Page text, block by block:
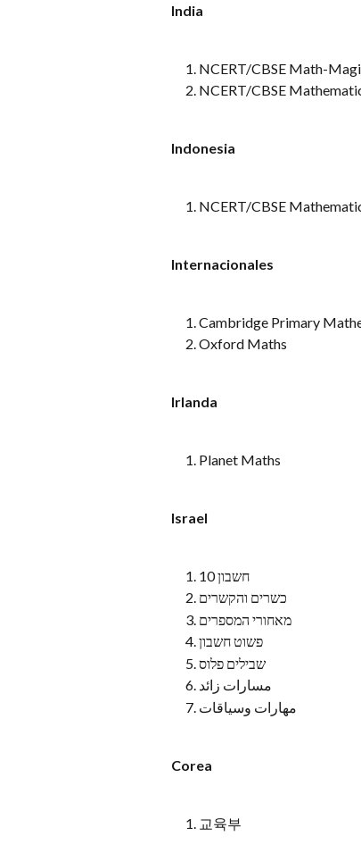
India
NCERT/CBSE Math-
NCERT/CBSE
Indonesia
NCERT/CBSE
Internacionales
Cambridge Primary
Oxford Maths
Irlanda
Planet Maths
Israel
חשבון 10
כשרים והקשרים
מאחורי המספרים
פשוט חשבון
שבילים פלוס
مسارات زائد
مهارات وسياقات
Corea
교육부